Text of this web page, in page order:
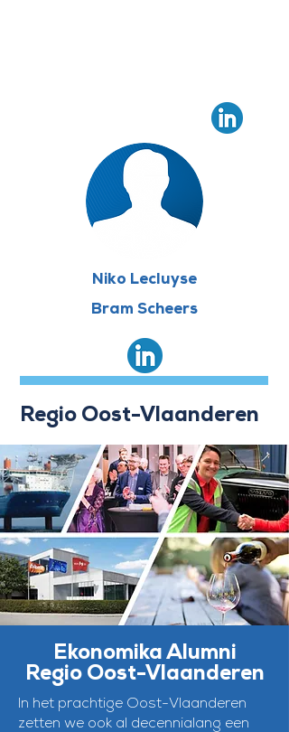
Niko Lecluyse
Bram Scheers
Regio Oost-Vlaanderen
Ekonomika Alumni
Regio Oost-Vlaanderen
In het prachtige Oost-Vlaanderen
zetten we ook al decennialang een